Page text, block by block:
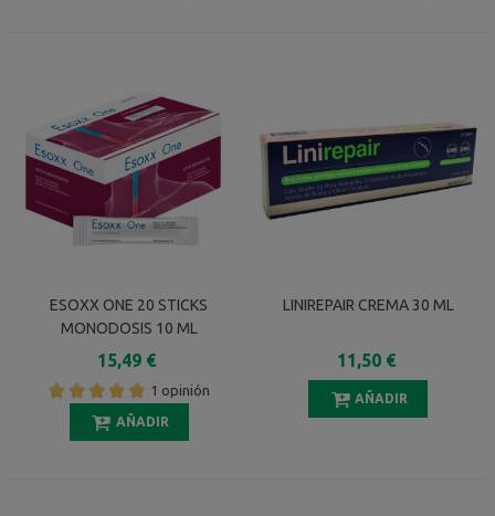
ESOXX ONE 20 STICKS
MONODOSIS 10 ML
15,49 €
1 opinión
AÑADIR
LINIREPAIR CREMA 30 ML
11,50 €
AÑADIR